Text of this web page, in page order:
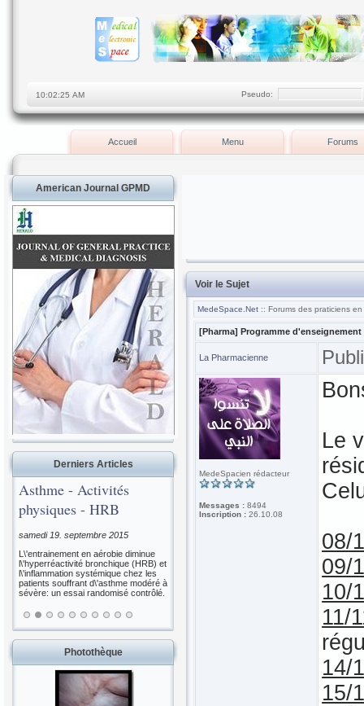
Pseudo:
Accueil Menu Forums
American Journal GPMD
Derniers Articles
Activités
- HRB
2015
en aérobie diminue
bronchique (HRB) et
systémique chez les
d\'asthme modéré à
randomisé contrôlé.
Aliments épicés et
Mortalité
samedi 15. août 2015
Consommation d\'aliments épicés et
mortalité toutes causes et
spécifiques: une étude de cohorte
basée sur la population.
Photothèque
Voir le Sujet
MedeSpace.Net :: Forums des praticiens
[Pharma] Programme
La Pharmacienne
MedeSpacien rédacteur
Messages : 8494
Inscription : 26.10.08
Le
08/
09/
10/
11/
14/
15/